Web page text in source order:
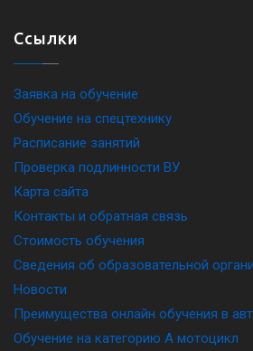
Ссылки
Заявка на обучение
Обучение на спецтехнику
Расписание занятий
Проверка подлинности ВУ
Карта сайта
Контакты и обратная связь
Стоимость обучения
Сведения об образовательной
Новости
Преимущества онлайн обучения в
Обучение на категорию A мотоцикл